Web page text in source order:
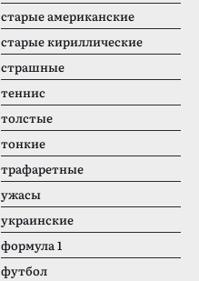
старые американские
старые кириллические
страшные
теннис
толстые
тонкие
трафаретные
ужасы
украинские
формула 1
футбол